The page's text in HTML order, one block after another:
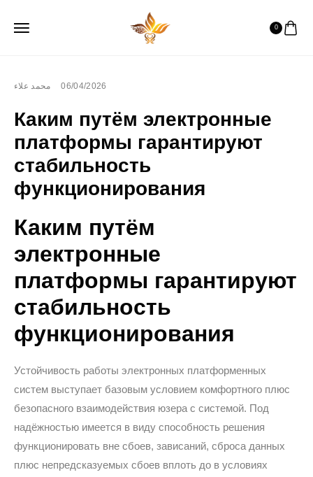
0
محمد علاء 06/04/2026
Каким путём электронные
платформы гарантируют
стабильность
функционирования
Каким путём
электронные
платформы гарантируют
стабильность
функционирования
Устойчивость работы электронных платформенных
систем выступает базовым условием комфортного плюс
безопасного взаимодействия юзера с системой. Под
надёжностью имеется в виду способность решения
функционировать вне сбоев, зависаний, сброса данных
плюс непредсказуемых сбоев вплоть до в условиях